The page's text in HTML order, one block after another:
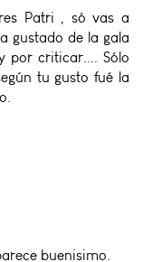
Patri , só vas a
gustado de la gala
por criticar.... Sólo
tu gusto fué la
buenisimo.